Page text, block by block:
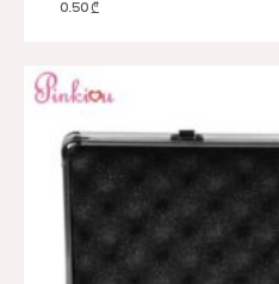
0.50₾